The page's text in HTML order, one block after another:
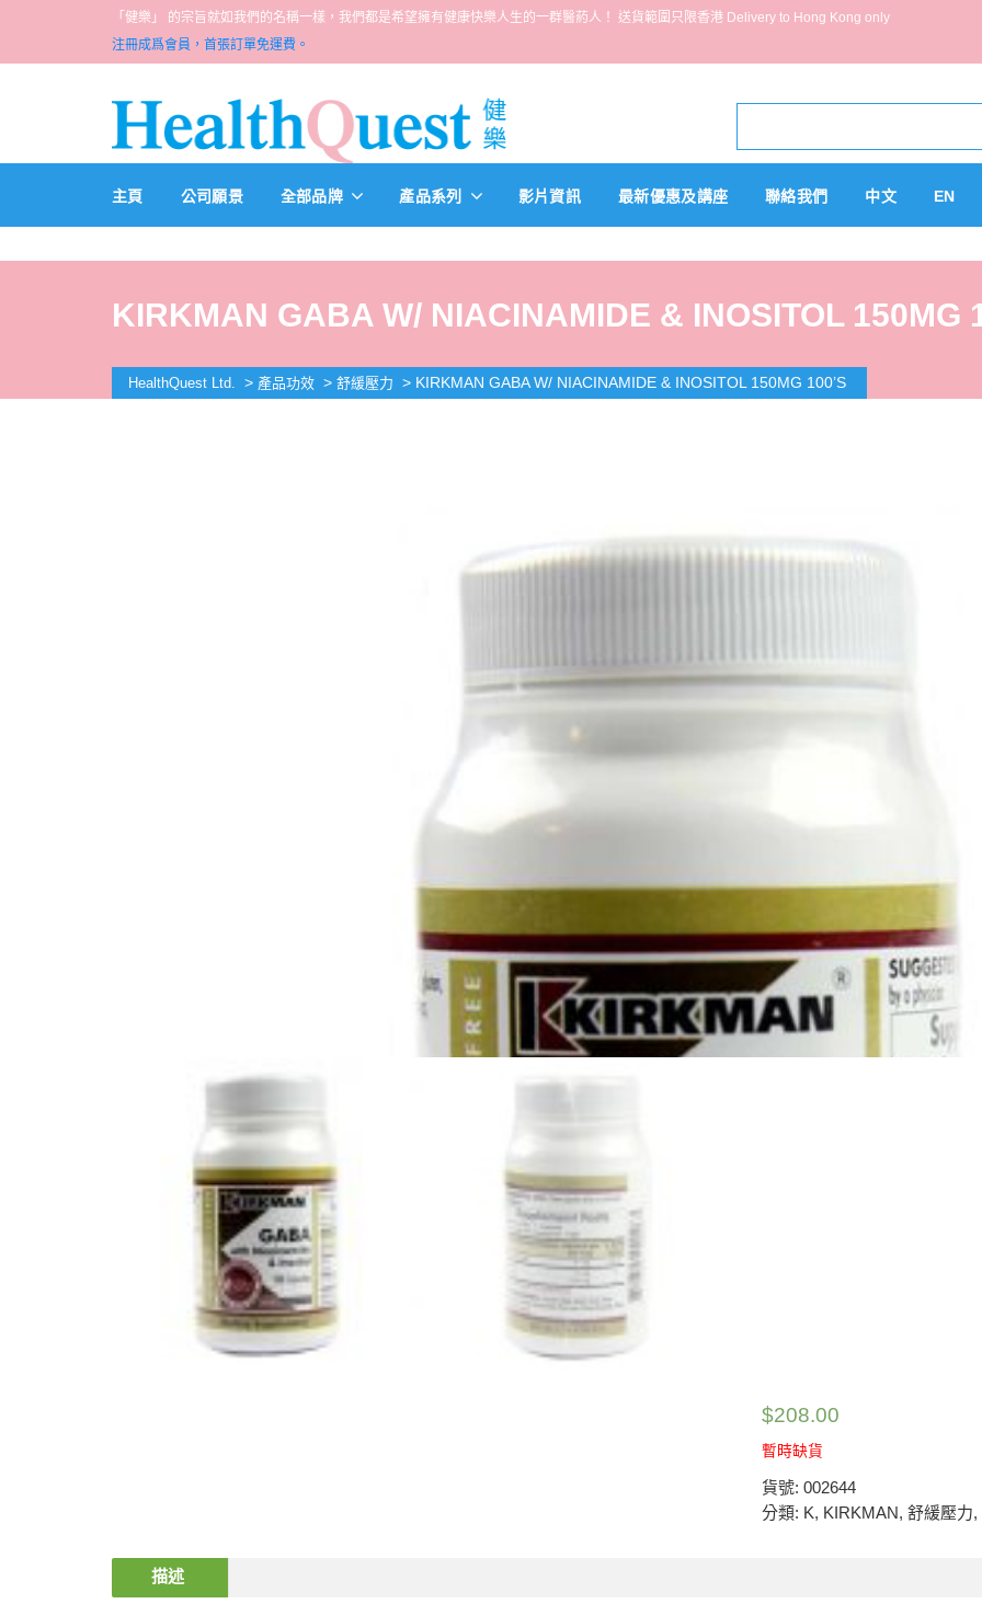
「健樂」 的宗旨就如我們的名稱一樣，我們都是希望擁有健康快樂人生的一群醫葯人！ 送貨範圍只限香港 Delivery to Hong Kong only
注冊成爲會員，首張訂單免運費。
主頁 公司願景 全部品牌 產品系列 影片資訊 最新優惠及講座 聯絡我們 中文 EN
KIRKMAN GABA W/ NIACINAMIDE & INOSITOL 150MG
HealthQuest Ltd. > 產品功效 > 舒緩壓力 > KIRKMAN GABA W/ NIACINAMIDE & INOSITOL 150MG 100’S
$208.00
暫時缺貨
貨號: 002644
分類: K, KIRKMAN, 舒緩壓力,
描述